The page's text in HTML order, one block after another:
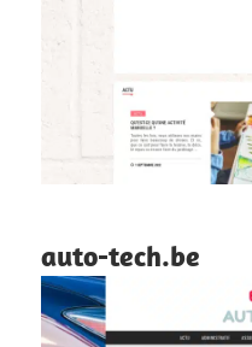
auto-tech.be